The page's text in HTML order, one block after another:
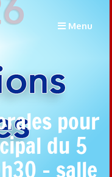
Menu
pour
du 5
– salle